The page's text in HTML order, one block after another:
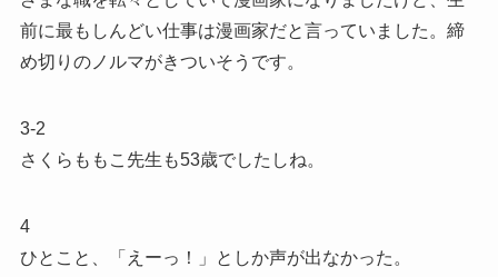
前に最もしんどい仕事は漫画家だと言っていました。締
め切りのノルマがきついそうです。
3-2
さくらももこ先生も53歳でしたしね。
4
ひとこと、「えーっ！」としか声が出なかった。